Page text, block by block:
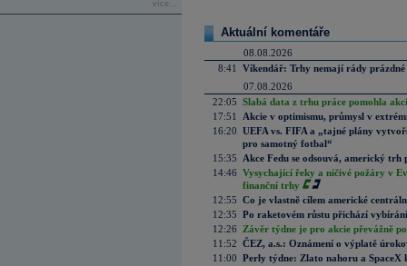
více...
Aktuální komentáře
08.08.2026
8:41
Víkendář: Trhy nemají rády prázdné
07.08.2026
22:05 Slabá data z trhu práce pomohla
17:51
Akcie v optimismu, průmysl v
16:20 UEFA vs. FIFA a „tajné plány
pro samotný fotbal“
15:35
Akce Fedu se odsouvá, americký
14:46 Vysychající řeky a ničivé požáry v
finanční trhy
12:55 Co je vlastně cílem americké
12:35 Po raketovém růstu přichází
12:26
Závěr týdne je pro akcie převážně
11:52 ČEZ, a.s.: Oznámení o výplatě
11:00 Perly týdne: Zlato nahoru a SpaceX